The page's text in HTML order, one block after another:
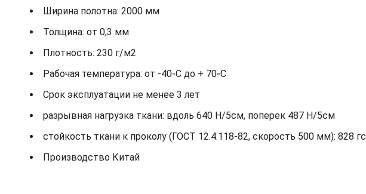
Ширина полотна: 2000 мм
Толщина: от 0,3 мм
Плотность: 230 г/м2
Рабочая температура: от -40◦С до + 70◦С
Срок эксплуатации не менее 3 лет
разрывная нагрузка ткани: вдоль 640 Н/5см, поперек 487 Н/5см
стойкость ткани к проколу (ГОСТ 12.4.118-82, скорость 500 мм): 828 гс
Производство Китай